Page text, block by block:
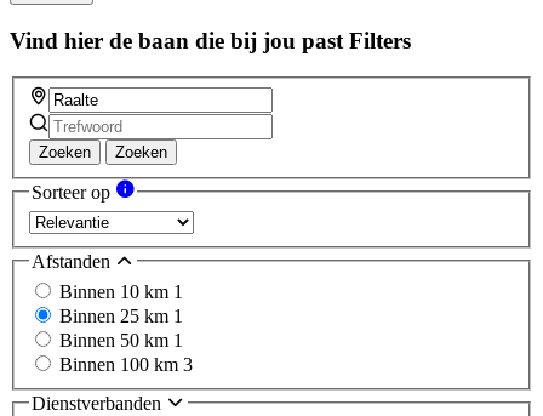
Vind hier de baan die bij jou past Filters
Zoeken Zoeken
Sorteer op
Afstanden
Binnen 10 km 1
Binnen 25 km 1
Binnen 50 km 1
Binnen 100 km 3
Dienstverbanden